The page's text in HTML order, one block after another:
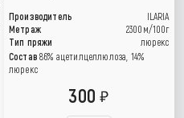
Производитель
ILARIA
Метраж
2300м/100г
Тип пряжи
люрекс
Состав 86% ацетилцеллюлоза, 14%
люрекс
300